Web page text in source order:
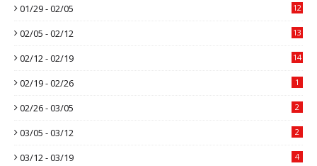
01/29 - 02/05 12
02/05 - 02/12 13
02/12 - 02/19 14
02/19 - 02/26 1
02/26 - 03/05 2
03/05 - 03/12 2
03/12 - 03/19 4